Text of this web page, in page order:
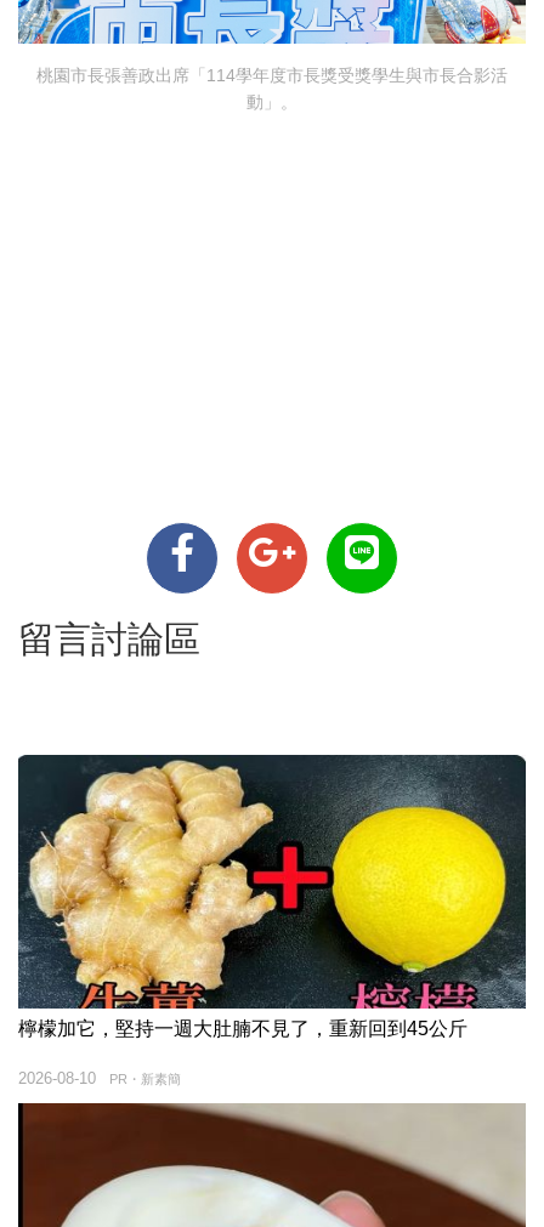
桃園市長張善政出席「114學年度市長獎受獎學生與市長合影活
動」。
留言討論區
檸檬加它，堅持一週大肚腩不見了，重新回到45公斤
PR・新素簡
2026-08-10